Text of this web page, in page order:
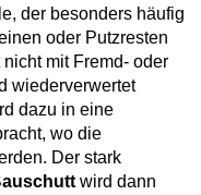
der besonders häufig
oder Putzresten
nicht mit Fremd- oder
wiederverwertet
dazu in eine
wo die
Der stark
wird dann